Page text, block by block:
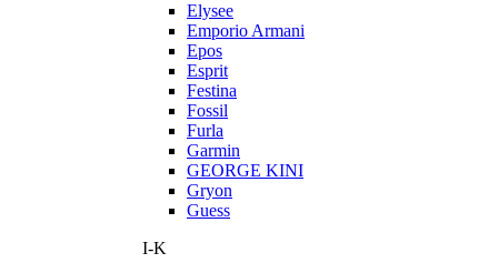
Elysee
Emporio Armani
Epos
Esprit
Festina
Fossil
Furla
Garmin
GEORGE KINI
Gryon
Guess
I-K